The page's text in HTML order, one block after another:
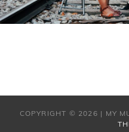
COPYRIGHT © 2026 | MY